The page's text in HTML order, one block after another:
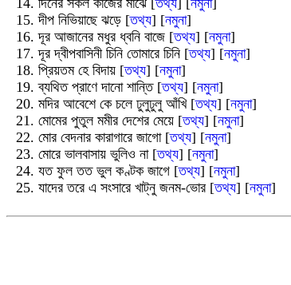
দিনের সকল কাজের মাঝে [তথ্য] [নমুনা]
দীপ নিভিয়াছে ঝড়ে [তথ্য] [নমুনা]
দূর আজানের মধুর ধ্বনি বাজে [তথ্য] [নমুনা]
দূর দ্বীপবাসিনী চিনি তোমারে চিনি [তথ্য] [নমুনা]
প্রিয়তম হে বিদায় [তথ্য] [নমুনা]
ব্যথিত প্রাণে দানো শান্তি [তথ্য] [নমুনা]
মদির আবেশে কে চলে ঢুলুঢুলু আঁখি [তথ্য] [নমুনা]
মোমের পুতুল মমীর দেশের মেয়ে [তথ্য] [নমুনা]
মোর বেদনার কারাগারে জাগো [তথ্য] [নমুনা]
মোরে ভালবাসায় ভুলিও না [তথ্য] [নমুনা]
যত ফুল তত ভুল কণ্টক জাগে [তথ্য] [নমুনা]
যাদের তরে এ সংসারে খাট্‌নু জনম-ভোর [তথ্য] [নমুনা]